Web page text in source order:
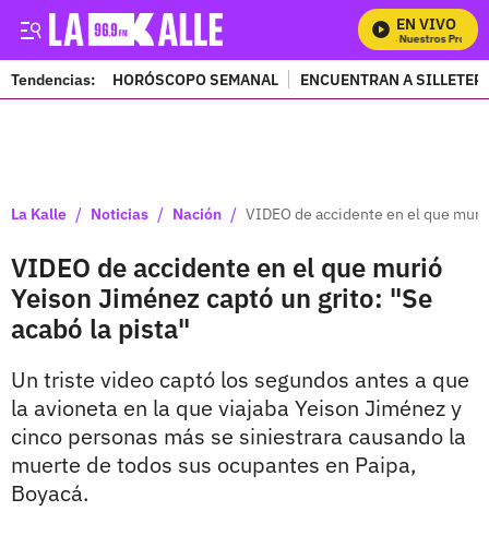
EN VIVO
Mira Todos Nuestros
Tendencias: HORÓSCOPO SEMANAL ENCUENTRAN A
La Kalle / Noticias / Nación / VIDEO de accidente en el que
VIDEO de accidente en el que murió
Yeison Jiménez captó un grito: "Se
acabó la pista"
Un triste video captó los segundos antes a que
la avioneta en la que viajaba Yeison Jiménez y
cinco personas más se siniestrara causando la
muerte de todos sus ocupantes en Paipa,
Boyacá.